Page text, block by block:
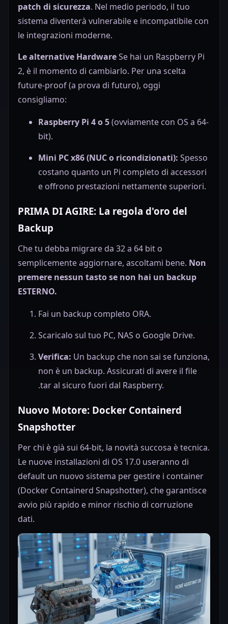
patch di sicurezza. Nel medio periodo, il tuo
sistema diventerà vulnerabile e incompatibile con
le integrazioni moderne.
Le alternative HardwareSe hai un Raspberry Pi
2, è il momento di cambiarlo. Per una scelta
future-proof (a prova di futuro), oggi
consigliamo:
Raspberry Pi 4 o 5(ovviamente con OS a 64-
bit).
Mini PC x86 (NUC o ricondizionati): Spesso
costano quanto un Pi completo di accessori
e offrono prestazioni nettamente superiori.
PRIMA DI AGIRE: La regola d'oro del
Backup
Che tu debba migrare da 32 a 64 bit o
semplicemente aggiornare, ascoltami bene. Non
premere nessun tasto se non hai un backup
ESTERNO.
Fai un backup completo ORA.
Scaricalo sul tuo PC, NAS o Google Drive.
Verifica: Un backup che non sai se funziona,
non è un backup. Assicurati di avere il file
.tar al sicuro fuori dal Raspberry.
Nuovo Motore: Docker Containerd
Snapshotter
Per chi è già sui 64-bit, la novità succosa è tecnica.
Le nuove installazioni di OS 17.0 useranno di
default un nuovo sistema per gestire i container
(Docker Containerd Snapshotter), che garantisce
avvio più rapido e minor rischio di corruzione
dati.